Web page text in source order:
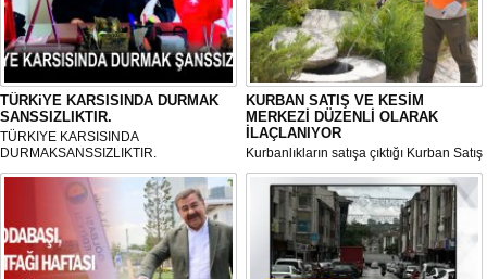
TÜRKiYE KARSISINDA DURMAK
SANSSIZLIKTIR.
TÜRKIYE KARSISINDA
DURMAKSANSSIZLIKTIR.
KURBAN SATIŞ VE KESİM
MERKEZİ DÜZENLİ OLARAK
İLAÇLANIYOR
Kurbanlıkların satışa çıktığı Kurban Satış
ve Kesim Merkezi, haşere ve
mikropların önüne geçilmesi amacıyla
her gün Gölbaşı Belediyesi ekipleri
tarafından düzenli olarak ilaçlanıyor.